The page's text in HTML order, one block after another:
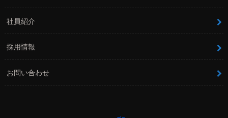
社員紹介
採用情報
お問い合わせ